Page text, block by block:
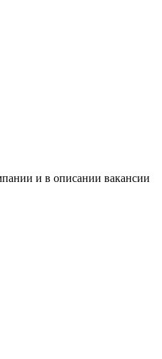
и в описании вакансии